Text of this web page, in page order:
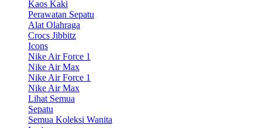
Kaos Kaki
Perawatan Sepatu
Alat Olahraga
Crocs Jibbitz
Icons
Nike Air Force 1
Nike Air Max
Nike Air Force 1
Nike Air Max
Lihat Semua
Sepatu
Semua Koleksi Wanita